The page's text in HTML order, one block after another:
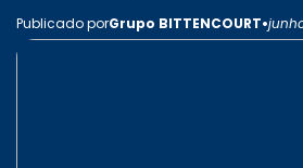
Publicado porGrupo BITTENCOURT•